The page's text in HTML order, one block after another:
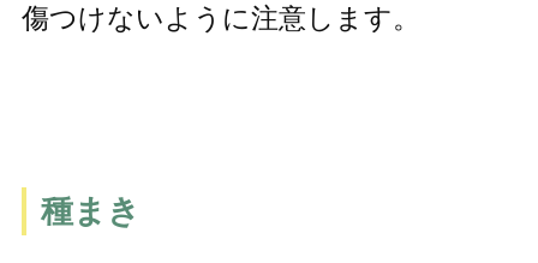
傷つけないように注意します。
種まき